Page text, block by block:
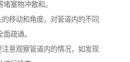
塞物冲散和。
移动和角度，对管道内的不同
疏通。
意观察管道内的情况，如发现